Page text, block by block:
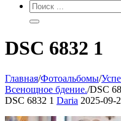
DSC 6832 1
Главная/Фотоальбомы/
Всенощное бдение./DSC
DSC 6832 1 Daria 2025-09-